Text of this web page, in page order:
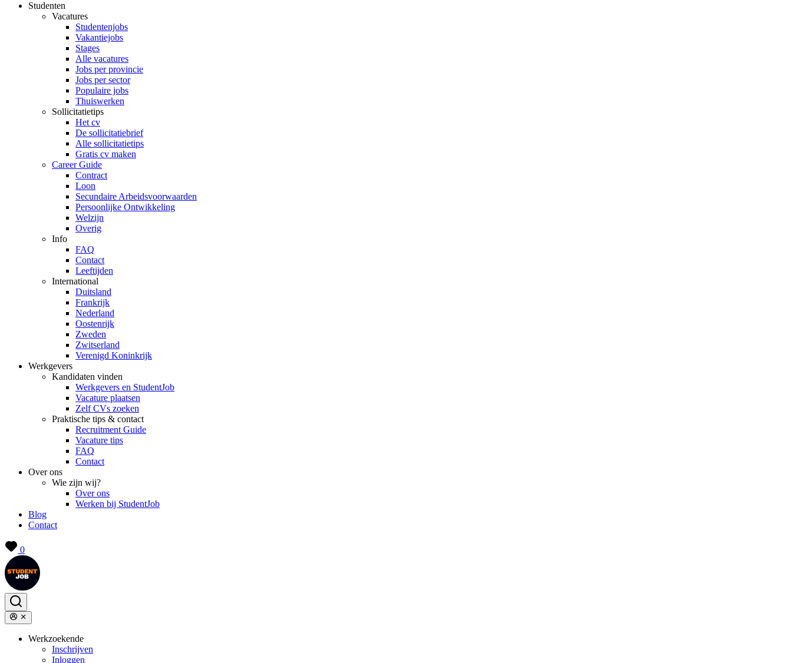
Studenten
Vacatures
Studentenjobs
Vakantiejobs
Stages
Alle vacatures
Jobs per provincie
Jobs per sector
Populaire jobs
Thuiswerken
Sollicitatietips
Het cv
De sollicitatiebrief
Alle sollicitatietips
Gratis cv maken
Career Guide
Contract
Loon
Secundaire Arbeidsvoorwaarden
Persoonlijke Ontwikkeling
Welzijn
Overig
Info
FAQ
Contact
Leeftijden
International
Duitsland
Frankrijk
Nederland
Oostenrijk
Zweden
Zwitserland
Verenigd Koninkrijk
Werkgevers
Kandidaten vinden
Werkgevers en StudentJob
Vacature plaatsen
Zelf CVs zoeken
Praktische tips & contact
Recruitment Guide
Vacature tips
FAQ
Contact
Over ons
Wie zijn wij?
Over ons
Werken bij StudentJob
Blog
Contact
0
Werkzoekende
Inschrijven
Inloggen